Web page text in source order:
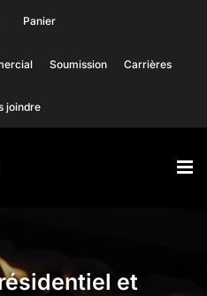
Panier
Soumission Carrières
joindre
et